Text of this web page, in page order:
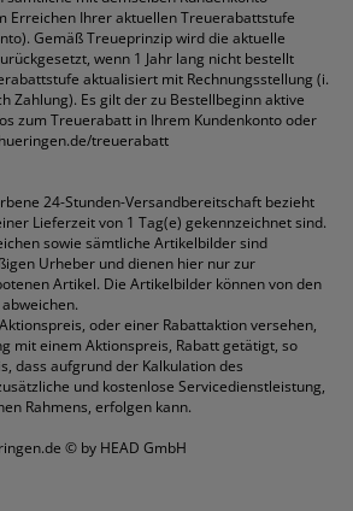
Erreichen Ihrer aktuellen Treuerabattstufe
Gemäß Treueprinzip wird die aktuelle
wenn 1 Jahr lang nicht bestellt
aktualisiert mit Rechnungsstellung (i.
Zahlung). Es gilt der zu Bestellbeginn aktive
zum Treuerabatt in Ihrem Kundenkonto oder
treuerabatt
24-Stunden-Versandbereitschaft bezieht
Lieferzeit von 1 Tag(e) gekennzeichnet sind.
sowie sämtliche Artikelbilder sind
Urheber und dienen hier nur zur
Artikel. Die Artikelbilder können von den
oder einer Rabattaktion versehen,
mit einem Aktionspreis, Rabatt getätigt, so
dass aufgrund der Kalkulation des
und kostenlose Servicedienstleistung,
Rahmens, erfolgen kann.
© by HEAD GmbH